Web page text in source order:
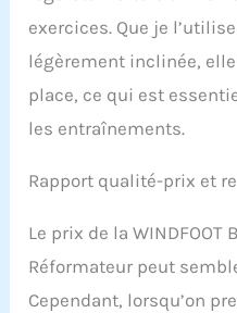
exercices. Que je
légèrement inclinée,
place, ce qui est
les entraînements.
Rapport qualité-prix et
Le prix de la WINDFOOT
Réformateur peut
Cependant, lorsqu’on